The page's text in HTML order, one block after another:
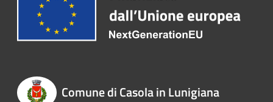
Comune di Casola in Lunigiana